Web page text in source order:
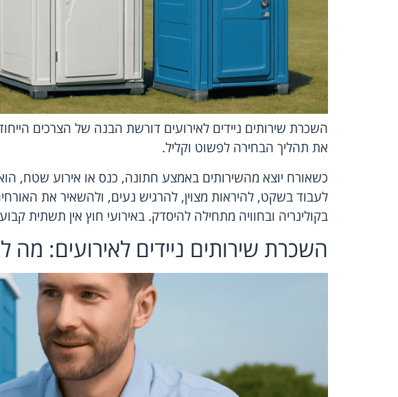
השכרת שירותים ניידים לאירועים דורשת הבנה של הצרכים
את תהליך הבחירה לפשוט וקליל.
כשאורח יוצא מהשירותים באמצע חתונה, כנס או אירוע שטח,
לעבוד בשקט, להיראות מצוין, להרגיש נעים, ולהשאיר את
בקולינריה ובחוויה מתחילה להיסדק. באירועי חוץ אין תשתית
השכרת שירותים ניידים לאירועים: